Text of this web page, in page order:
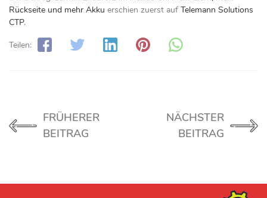
Rückseite und mehr Akku erschien zuerst auf Telemann Solutions
CTP.
Teilen:
FRÜHERER
BEITRAG
NÄCHSTER
BEITRAG